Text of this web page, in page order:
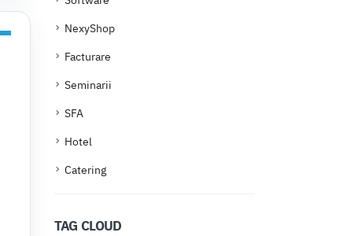
NexyShop
Facturare
Seminarii
SFA
Hotel
Catering
TAG CLOUD